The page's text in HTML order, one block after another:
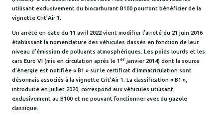
utilisant exclusivement du biocarburant B100 pourront bénéficier de la
vignette Crit’Air 1.
Un arrêté en date du 11 avril 2022 vient modifier l’arrêté du 21 juin 2016
établissant la nomenclature des véhicules classés en fonction de leur
niveau d’émission de polluants atmosphériques. Les poids lourds et les
cars Euro VI (mis en circulation après le 1 er janvier 2014) dont la source
d’énergie est notifiée « B1 » sur le certificat d’immatriculation sont
désormais associés à la vignette Crit’Air 1. La classification « B1 »,
introduite en juillet 2020, correspond aux véhicules utilisant
exclusivement au B100 et ne pouvant fonctionner avec du gazole
classique.